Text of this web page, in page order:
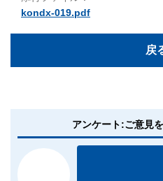
kondx-019.pdf
戻
アンケート:ご意見